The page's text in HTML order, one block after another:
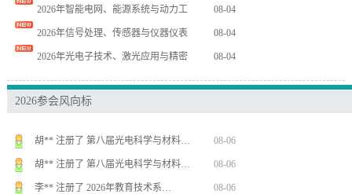
2026年智能电网、能源系统与动力工 08-04
2026年信号处理、传感器与仪器仪表 08-04
2026年光电子技术、激光应用与精密 08-04
2026参会风向标
08-03
李** 注册了 2026年中医学与医…
周** 注册了 2026年计算机工程…